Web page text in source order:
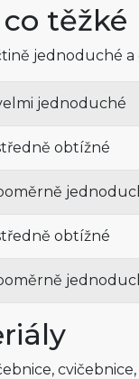
těžké
jednoduché a
jednoduché
obtížné
obtížné